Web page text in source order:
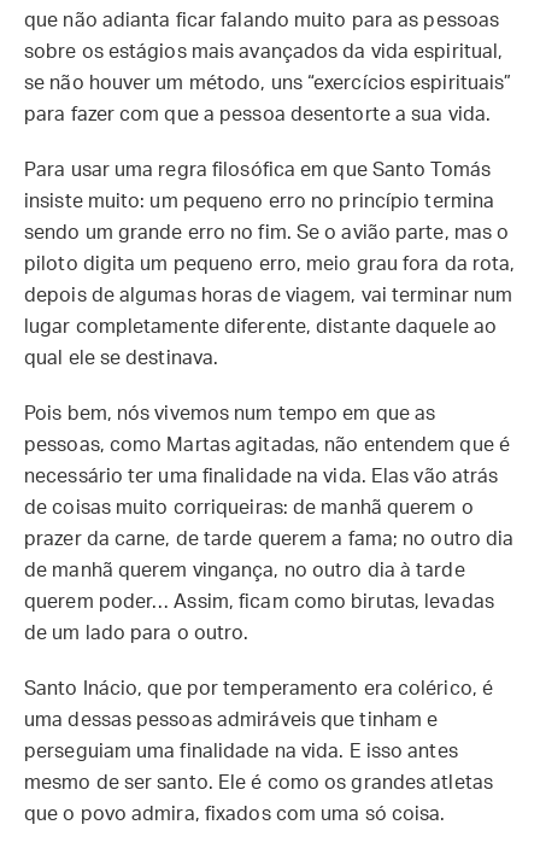
que não adianta ficar falando muito para as pessoas
sobre os estágios mais avançados da vida espiritual,
se não houver um método, uns “exercícios espirituais”
para fazer com que a pessoa desentorte a sua vida.
Para usar uma regra filosófica em que Santo Tomás
insiste muito: um pequeno erro no princípio termina
sendo um grande erro no fim. Se o avião parte, mas o
piloto digita um pequeno erro, meio grau fora da rota,
depois de algumas horas de viagem, vai terminar num
lugar completamente diferente, distante daquele ao
qual ele se destinava.
Pois bem, nós vivemos num tempo em que as
pessoas, como Martas agitadas, não entendem que é
necessário ter uma finalidade na vida. Elas vão atrás
de coisas muito corriqueiras: de manhã querem o
prazer da carne, de tarde querem a fama; no outro dia
de manhã querem vingança, no outro dia à tarde
querem poder… Assim, ficam como birutas, levadas
de um lado para o outro.
Santo Inácio, que por temperamento era colérico, é
uma dessas pessoas admiráveis que tinham e
perseguiam uma finalidade na vida. E isso antes
mesmo de ser santo. Ele é como os grandes atletas
que o povo admira, fixados com uma só coisa.